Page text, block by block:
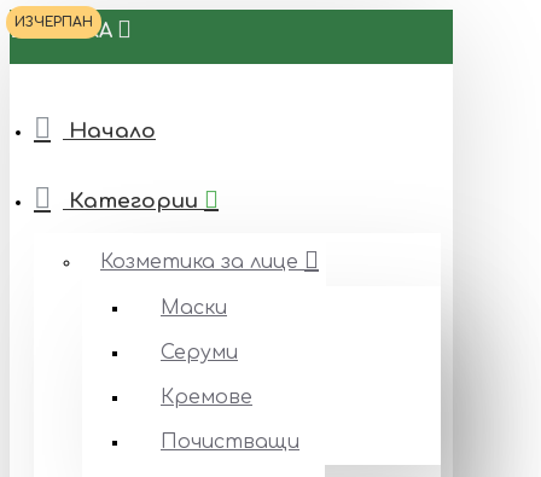
БИОТЕКА
Начало
Категории
Козметика за лице
Маски
Серуми
Кремове
Почистващи
ИЗЧЕРПАН